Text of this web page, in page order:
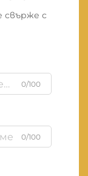
с
0/100
0/100